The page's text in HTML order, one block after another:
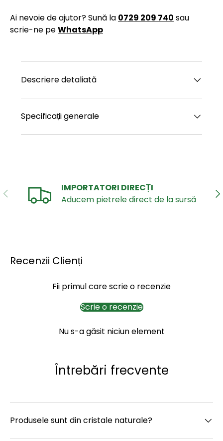
Ai nevoie de ajutor? Sună la 0729 209 740 sau
scrie-ne peWhatsApp
Descriere detaliată
Specificații generale
ANTERIOR
IMPORTATORI DIRECȚI
Aducem pietrele direct de la sursă
Recenzii Clienți
Fii primul care scrie o recenzie
Scrie o recenzie
Nu s-a găsit niciun element
Întrebări frecvente
Produsele sunt din cristale naturale?